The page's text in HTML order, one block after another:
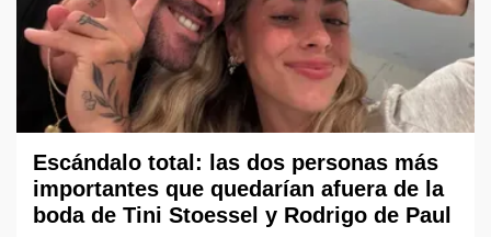
Escándalo total: las dos personas más
importantes que quedarían afuera de la
boda de Tini Stoessel y Rodrigo de Paul